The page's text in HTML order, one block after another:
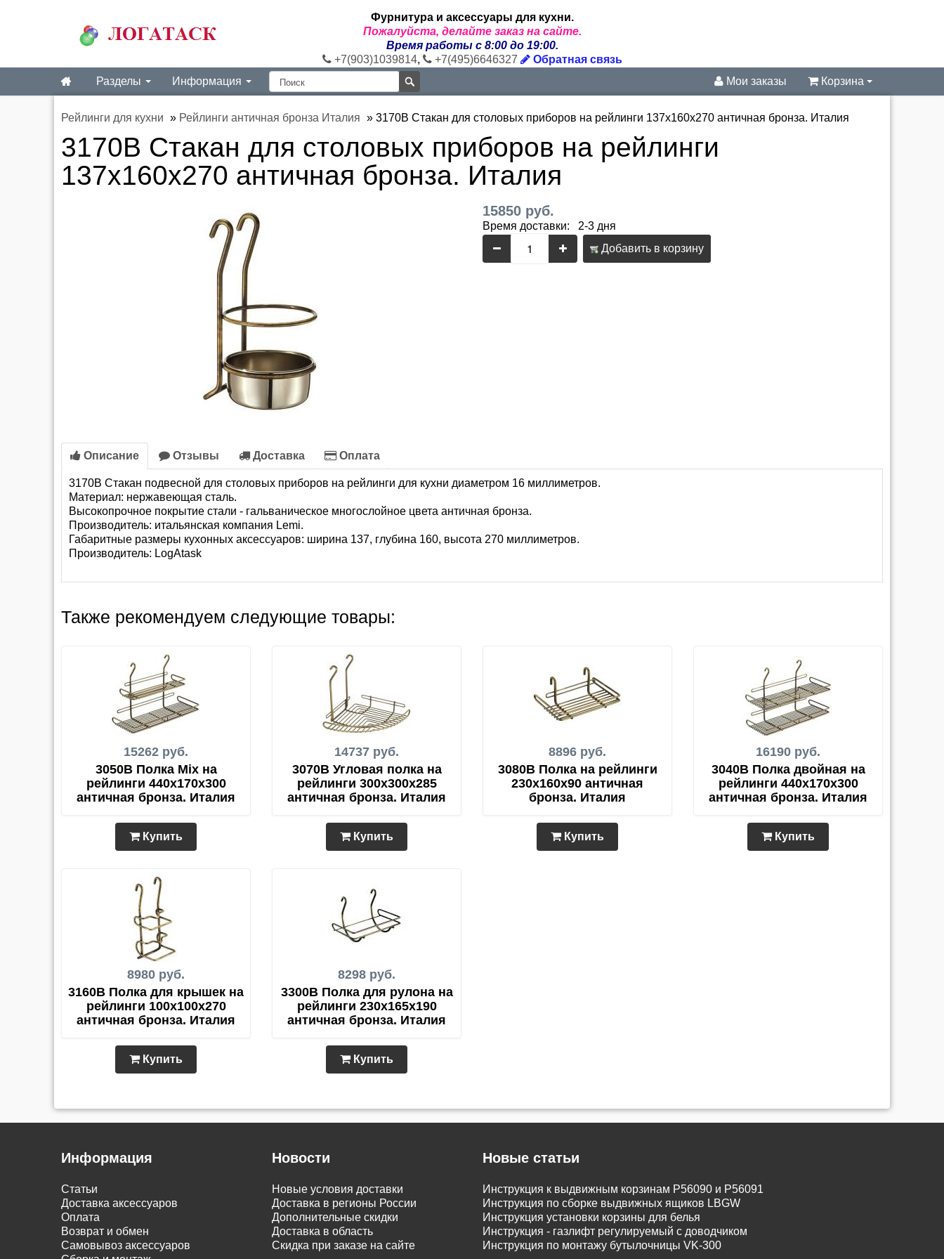
Фурнитура и аксессуары для кухни.
Пожалуйста, делайте заказ на сайте.
Время работы с 8:00 до 19:00.
+7(903)1039814, +7(495)6646327
Обратная связь
Разделы
Информация Мои заказы Корзина
Рейлинги для кухни » Рейлинги античная бронза Италия » 3170B Стакан для столовых приборов на рейлинги 137х160х270 античная бронза. Италия
3170B Стакан для столовых приборов на рейлинги
137х160х270 античная бронза. Италия
15850 руб.
Время доставки: 2-3 дня
Добавить в корзину
Описание Отзывы Доставка Оплата
3170B Стакан подвесной для столовых приборов на рейлинги для кухни диаметром 16 миллиметров.
Материал: нержавеющая сталь.
Высокопрочное покрытие стали - гальваническое многослойное цвета античная бронза.
Производитель: итальянская компания Lemi.
Габаритные размеры кухонных аксессуаров: ширина 137, глубина 160, высота 270 миллиметров.
Производитель: LogAtask
Также рекомендуем следующие товары:
15262 руб.
3050B Полка Mix на
рейлинги 440х170х300
античная бронза. Италия
Купить
14737 руб.
3070B Угловая полка на
рейлинги 300х300х285
античная бронза. Италия
Купить
8896 руб.
3080B Полка на рейлинги
230х160х90 античная
бронза. Италия
Купить
16190 руб.
3040B Полка двойная на
рейлинги 440х170х300
античная бронза. Италия
Купить
8980 руб.
3160B Полка для крышек на
рейлинги 100х100х270
античная бронза. Италия
Купить
8298 руб.
3300B Полка для рулона на
рейлинги 230х165х190
античная бронза. Италия
Купить
Информация
Статьи
Доставка аксессуаров
Оплата
Возврат и обмен
Самовывоз аксессуаров
Новости
Новые условия доставки
Доставка в регионы России
Дополнительные скидки
Доставка в область
Скидка при заказе на сайте
Новые статьи
Инструкция к выдвижным корзинам P56090 и P56091
Инструкция по сборке выдвижных ящиков LBGW
Инструкция установки корзины для белья
Инструкция - газлифт регулируемый с доводчиком
Инструкция по монтажу бутылочницы VK-300